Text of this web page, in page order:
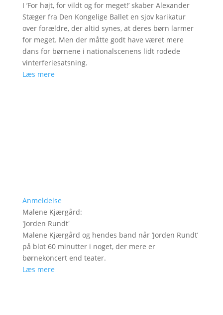
I ’For højt, for vildt og for meget!’ skaber Alexander
Stæger fra Den Kongelige Ballet en sjov karikatur
over forældre, der altid synes, at deres børn larmer
for meget. Men der måtte godt have været mere
dans for børnene i nationalscenens lidt rodede
vinterferiesatsning.
Læs mere
Anmeldelse
Malene Kjærgård:
'Jorden Rundt'
Malene Kjærgård og hendes band når ’Jorden Rundt’
på blot 60 minutter i noget, der mere er
børnekoncert end teater.
Læs mere